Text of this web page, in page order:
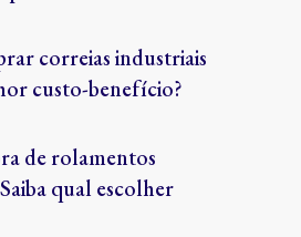
correias industriais
custo-benefício?
de rolamentos
qual escolher